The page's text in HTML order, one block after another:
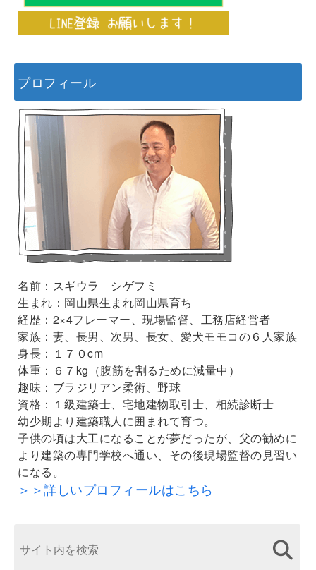
プロフィール
名前：スギウラ シゲフミ
生まれ：岡山県生まれ岡山県育ち
経歴：2×4フレーマー、現場監督、工務店経営者
家族：妻、長男、次男、長女、愛犬モモコの６人家族
身長：１７０cm
体重：６７kg（腹筋を割るために減量中）
趣味：ブラジリアン柔術、野球
資格：１級建築士、宅地建物取引士、相続診断士
幼少期より建築職人に囲まれて育つ。
子供の頃は大工になることが夢だったが、父の勧めに
より建築の専門学校へ通い、その後現場監督の見習い
になる。
＞＞詳しいプロフィールはこちら